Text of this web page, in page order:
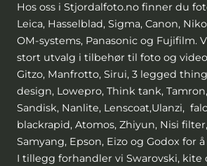
Hos oss i Stjordalfoto.no finner du
Leica, Hasselblad, Sigma, Canon,
OM-systems, Panasonic og Fujifilm.
stort utvalg i tilbehør til foto og
Gitzo, Manfrotto, Sirui, 3 legged
design, Lowepro, Think tank,
Sandisk, Nanlite, Lenscoat,Ulanzi,
blackrapid, Atomos, Zhiyun, Nisi
Samyang, Epson, Eizo og Godox for
I tillegg forhandler vi Swarovski, kite